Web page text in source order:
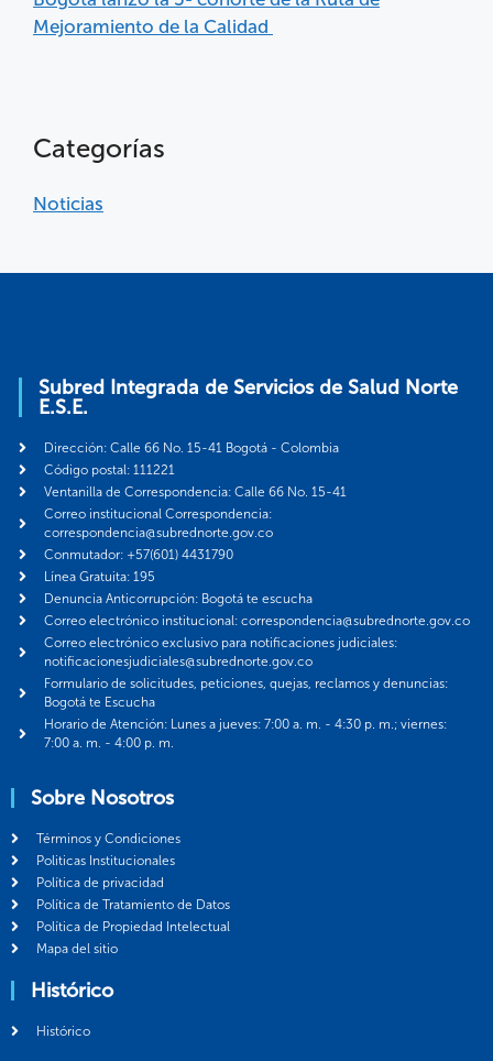
Mejoramiento de la Calidad
Categorías
Noticias
Subred Integrada de Servicios de Salud Norte
E.S.E.
Dirección: Calle 66 No. 15-41 Bogotá - Colombia
Código postal: 111221
Ventanilla de Correspondencia: Calle 66 No. 15-41
Correo institucional Correspondencia:
correspondencia@subrednorte.gov.co
Conmutador: +57(601) 4431790
Línea Gratuita: 195
Denuncia Anticorrupción: Bogotá te escucha
Correo electrónico institucional: correspondencia@subrednorte.gov.co
Correo electrónico exclusivo para notificaciones judiciales:
notificacionesjudiciales@subrednorte.gov.co
Formulario de solicitudes, peticiones, quejas, reclamos y denuncias:
Bogotá te Escucha
Horario de Atención: Lunes a jueves: 7:00 a. m. - 4:30 p. m.; viernes:
7:00 a. m. - 4:00 p. m.
Sobre Nosotros
Términos y Condiciones
Politicas Institucionales
Política de privacidad
Política de Tratamiento de Datos
Política de Propiedad Intelectual
Mapa del sitio
Histórico
Histórico